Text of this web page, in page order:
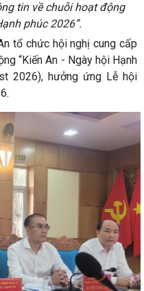
tin về chuỗi hoạt động
phúc 2026”.
tổ chức hội nghị cung cấp
“Kiến An - Ngày hội Hạnh
2026), hưởng ứng Lễ hội